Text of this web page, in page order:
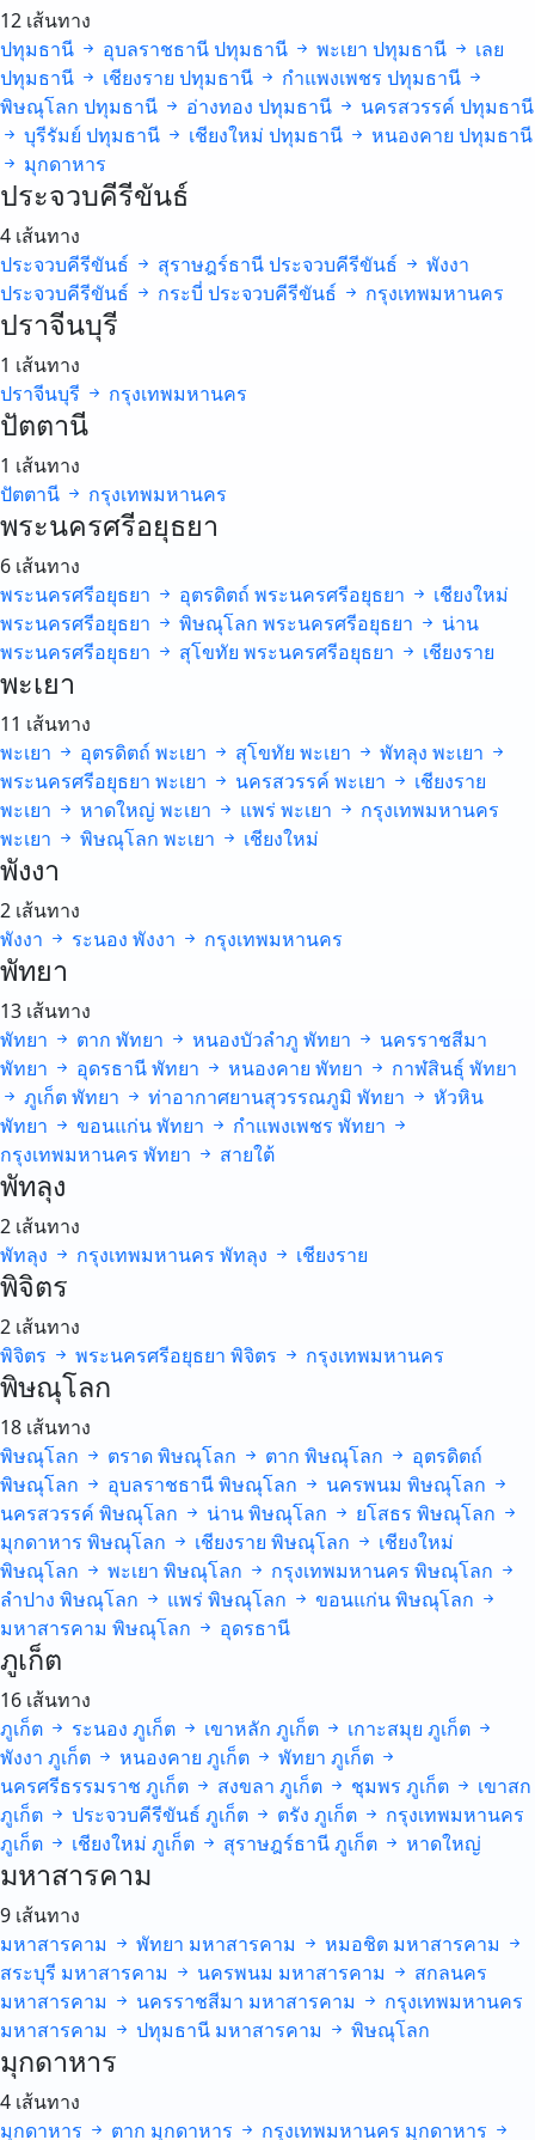
12 เส้นทาง
ปทุมธานี
อุบลราชธานีปทุมธานี พะเยา ปทุมธานี
เลย
ปทุมธานี
เชียงราย ปทุมธานี กำแพงเพชร ปทุมธานี
พิษณุโลก ปทุมธานี อ่างทอง ปทุมธานี นครสวรรค์ ปทุมธานี
บุรีรัมย์ ปทุมธานี เชียงใหม่ ปทุมธานี หนองคาย ปทุมธานี
มุกดาหาร
ประจวบคีรีขันธ์
4 เส้นทาง
ประจวบคีรีขันธ์
สุราษฎร์ธานีประจวบคีรีขันธ์
พังงา
ประจวบคีรีขันธ์
กระบี่ ประจวบคีรีขันธ์ กรุงเทพมหานคร
ปราจีนบุรี
1 เส้นทาง
ปราจีนบุรี
กรุงเทพมหานคร
ปัตตานี
1 เส้นทาง
ปัตตานี
กรุงเทพมหานคร
พระนครศรีอยุธยา
6 เส้นทาง
พระนครศรีอยุธยา
อุตรดิตถ์ พระนครศรีอยุธยา
เชียงใหม่
พระนครศรีอยุธยา
พิษณุโลก พระนครศรีอยุธยา
น่าน
พระนครศรีอยุธยา
สุโขทัย พระนครศรีอยุธยา เชียงราย
พะเยา
11 เส้นทาง
พะเยา
อุตรดิตถ์ พะเยา สุโขทัย พะเยา พัทลุง พะเยา
พระนครศรีอยุธยา พะเยา นครสวรรค์ พะเยา
เชียงราย
พะเยา
หาดใหญ่ พะเยา แพร่ พะเยา
กรุงเทพมหานคร
พะเยา
พิษณุโลก พะเยา เชียงใหม่
พังงา
2 เส้นทาง
พังงา
ระนอง พังงา กรุงเทพมหานคร
พัทยา
13 เส้นทาง
พัทยา
ตาก พัทยา หนองบัวลำภู พัทยา
นครราชสีมา
พัทยา
อุดรธานีพัทยา หนองคาย พัทยา กาฬสินธุ์ พัทยา
ภูเก็ตพัทยา ท่าอากาศยานสุวรรณภูมิ พัทยา
หัวหิน
พัทยา
ขอนแก่นพัทยา กำแพงเพชร พัทยา
กรุงเทพมหานคร พัทยา สายใต้
พัทลุง
2 เส้นทาง
พัทลุง
กรุงเทพมหานคร พัทลุง เชียงราย
พิจิตร
2 เส้นทาง
พิจิตร
พระนครศรีอยุธยา พิจิตร กรุงเทพมหานคร
พิษณุโลก
18 เส้นทาง
พิษณุโลก
ตราดพิษณุโลก ตาก พิษณุโลก
อุตรดิตถ์
พิษณุโลก
อุบลราชธานีพิษณุโลก นครพนม พิษณุโลก
นครสวรรค์ พิษณุโลก น่านพิษณุโลก ยโสธร พิษณุโลก
มุกดาหาร พิษณุโลก เชียงราย พิษณุโลก
เชียงใหม่
พิษณุโลก
พะเยา พิษณุโลก กรุงเทพมหานคร พิษณุโลก
ลำปาง พิษณุโลก แพร่ พิษณุโลก ขอนแก่นพิษณุโลก
มหาสารคาม พิษณุโลก อุดรธานี
ภูเก็ต
16 เส้นทาง
ภูเก็ต
ระนอง ภูเก็ต เขาหลัก ภูเก็ต เกาะสมุย ภูเก็ต
พังงา ภูเก็ต หนองคาย ภูเก็ต พัทยา ภูเก็ต
นครศรีธรรมราช ภูเก็ต สงขลา ภูเก็ต ชุมพร ภูเก็ต
เขาสก
ภูเก็ต
ประจวบคีรีขันธ์ ภูเก็ต ตรัง ภูเก็ต
กรุงเทพมหานคร
ภูเก็ต
เชียงใหม่ ภูเก็ต สุราษฎร์ธานีภูเก็ต หาดใหญ่
มหาสารคาม
9 เส้นทาง
มหาสารคาม
พัทยา มหาสารคาม หมอชิต มหาสารคาม
สระบุรี มหาสารคาม นครพนม มหาสารคาม
สกลนคร
มหาสารคาม
นครราชสีมา มหาสารคาม
กรุงเทพมหานคร
มหาสารคาม
ปทุมธานี มหาสารคาม พิษณุโลก
มุกดาหาร
4 เส้นทาง
มุกดาหาร
ตาก มุกดาหาร กรุงเทพมหานคร มุกดาหาร